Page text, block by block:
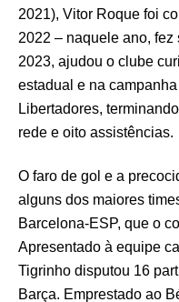
2021), Vitor Roque foi
2022 – naquele ano,
2023, ajudou o clube
estadual e na
Libertadores,
rede e oito assistências.
O faro de gol e a
alguns dos maiores
Barcelona-ESP, que o
Apresentado à equipe
Tigrinho disputou 16
Barça. Emprestado ao